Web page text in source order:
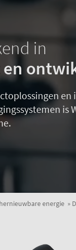
in
is
hernieuwbare energie